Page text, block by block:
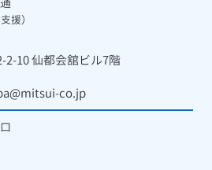
援）
2-10 仙都会舘ビル7階
co.jp